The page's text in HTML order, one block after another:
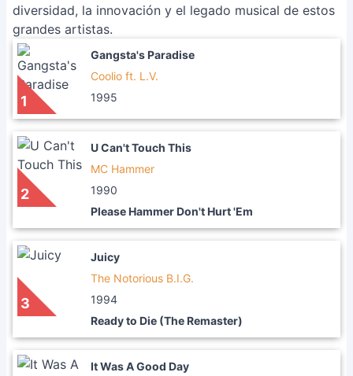
diversidad, la innovación y el legado musical de estos
grandes artistas.
1
Gangsta's Paradise
Coolio ft. L.V.
1995
2
U Can't Touch This
MC Hammer
1990
Please Hammer Don't Hurt 'Em
3
Juicy
The Notorious B.I.G.
1994
Ready to Die (The Remaster)
It Was A Good Day